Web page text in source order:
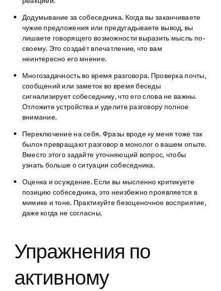
Додумывание за собеседника. Когда вы заканчиваете
чужие предложения или предугадываете вывод, вы
лишаете говорящего возможности выразить мысль по-
своему. Это создаёт впечатление, что вам
неинтересно его мнение.
Многозадачность во время разговора. Проверка почты,
сообщений или заметок во время беседы
сигнализирует собеседнику, что его слова не важны.
Отложите устройства и уделите разговору полное
внимание.
Переключение на себя. Фразы вроде «у меня тоже так
было» превращают разговор в монолог о вашем опыте.
Вместо этого задайте уточняющий вопрос, чтобы
узнать больше о ситуации собеседника.
Оценка и осуждение. Если вы мысленно критикуете
позицию собеседника, это неизбежно проявляется в
мимике и тоне. Практикуйте безоценочное восприятие,
даже когда не согласны.
Упражнения по
активному